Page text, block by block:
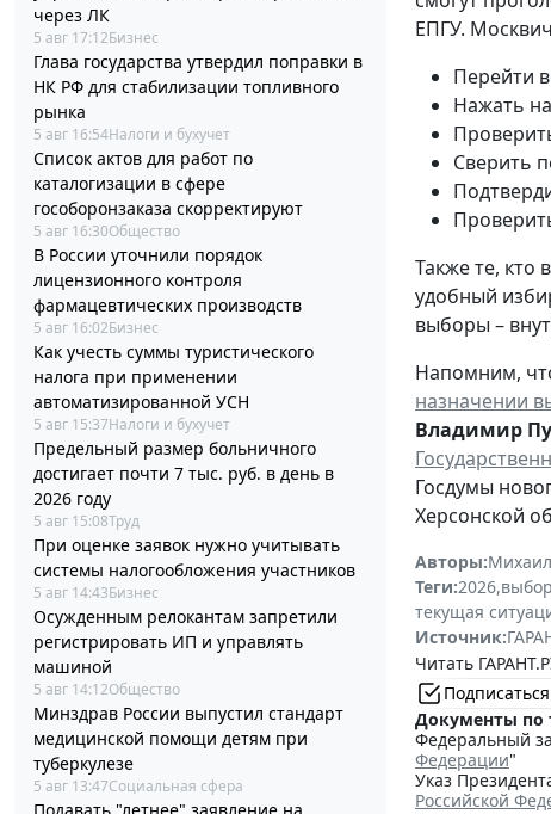
через ЛК
5 авг 17:12Бизнес
Глава государства утвердил поправки в
НК РФ для стабилизации топливного
рынка
5 авг 16:54Налоги и бухучет
Список актов для работ по
каталогизации в сфере
гособоронзаказа скорректируют
5 авг 16:30Общество
В России уточнили порядок
лицензионного контроля
фармацевтических производств
5 авг 16:02Бизнес
Как учесть суммы туристического
налога при применении
автоматизированной УСН
5 авг 15:37Налоги и бухучет
Предельный размер больничного
достигает почти 7 тыс. руб. в день в
2026 году
5 авг 15:08Труд
При оценке заявок нужно учитывать
системы налогообложения участников
5 авг 14:43Бизнес
Осужденным релокантам запретили
регистрировать ИП и управлять
машиной
5 авг 14:12Общество
Минздрав России выпустил стандарт
медицинской помощи детям при
туберкулезе
5 авг 13:47Социальная сфера
ЕПГУ.
Перейти
Нажать
Сверить
Также те, кто
удобный
выборы –
Напомним,
назначении
Владимир
Госдумы
Херсонской
Авторы:
Теги:2026,
текущая
Источник:
Читать
Документы по
Федеральный
Федерации"
Указ
Российской